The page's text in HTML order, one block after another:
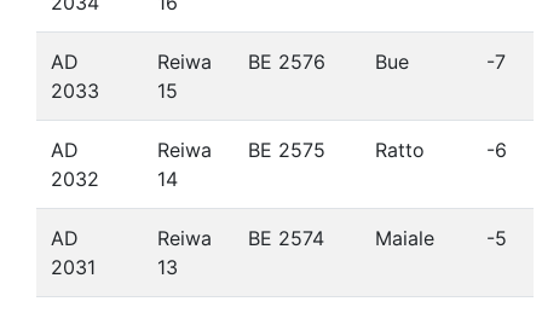
AD
2033
Reiwa
15
BE 2576 Bue -7
AD
2032
Reiwa
14
BE 2575 Ratto -6
AD
2031
Reiwa
13
BE 2574 Maiale -5